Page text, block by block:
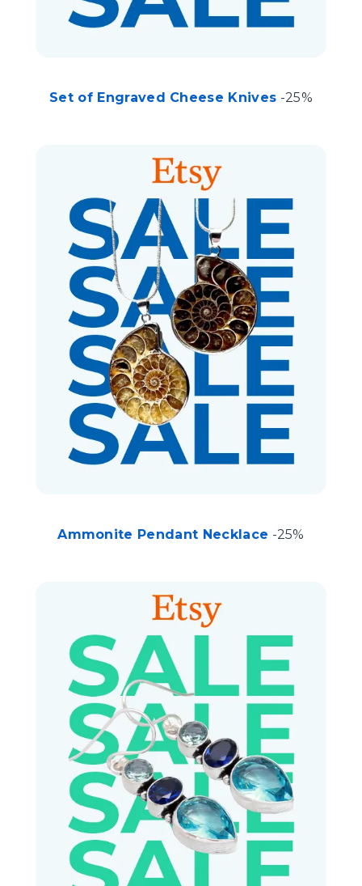
Set of Engraved Cheese Knives -25%
Ammonite Pendant Necklace -25%